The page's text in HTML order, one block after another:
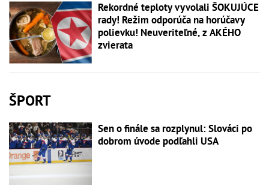
Rekordné teploty vyvolali ŠOKUJÚCE
rady! Režim odporúča na horúčavy
polievku! Neuveriteľné, z AKÉHO
zvierata
ŠPORT
Sen o finále sa rozplynul: Slováci po
dobrom úvode podľahli USA